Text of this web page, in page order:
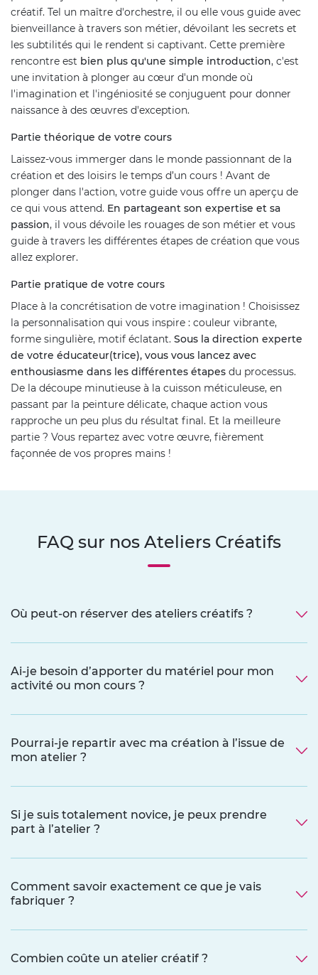
créatif. Tel un maître d'orchestre, il ou elle vous guide avec
bienveillance à travers son métier, dévoilant les secrets et
les subtilités qui le rendent si captivant. Cette première
rencontre est bien plus qu'une simple introduction, c'est
une invitation à plonger au cœur d'un monde où
l'imagination et l'ingéniosité se conjuguent pour donner
naissance à des œuvres d'exception.
Partie théorique de votre cours
Laissez-vous immerger dans le monde passionnant de la
création et des loisirs le temps d’un cours ! Avant de
plonger dans l'action, votre guide vous offre un aperçu de
ce qui vous attend. En partageant son expertise et sa
passion, il vous dévoile les rouages de son métier et vous
guide à travers les différentes étapes de création que vous
allez explorer.
Partie pratique de votre cours
Place à la concrétisation de votre imagination ! Choisissez
la personnalisation qui vous inspire : couleur vibrante,
forme singulière, motif éclatant. Sous la direction experte
de votre éducateur(trice), vous vous lancez avec
enthousiasme dans les différentes étapes du processus.
De la découpe minutieuse à la cuisson méticuleuse, en
passant par la peinture délicate, chaque action vous
rapproche un peu plus du résultat final. Et la meilleure
partie ? Vous repartez avec votre œuvre, fièrement
façonnée de vos propres mains !
FAQ sur nos Ateliers Créatifs
Où peut-on réserver des ateliers créatifs ?
Ai-je besoin d’apporter du matériel pour mon
activité ou mon cours ?
Pourrai-je repartir avec ma création à l’issue de
mon atelier ?
Si je suis totalement novice, je peux prendre
part à l’atelier ?
Comment savoir exactement ce que je vais
fabriquer ?
Combien coûte un atelier créatif ?